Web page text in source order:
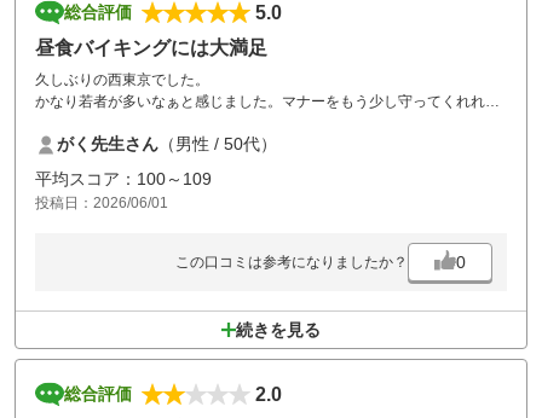
総合評価
5.0
昼食バイキングには大満足
久しぶりの西東京でした。
かなり若者が多いなぁと感じました。マナーをもう少し守ってくれれば
りました。後半はそれほど待つこともなくスムーズでした。
シャワーのみというのは残念。やっぱり湯船に浸かりたいなぁと思って
しまいました。
がく先生さん （男性 / 50代）
平均スコア：100～109
投稿日：2026/06/01
この口コミは参考になりましたか？ 0
続きを見る
総合評価
2.0